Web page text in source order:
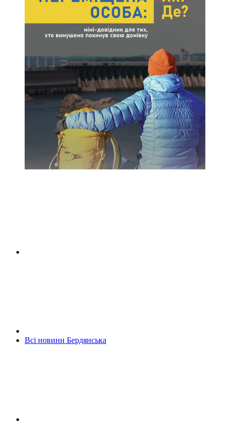
Всі новини Бердянська